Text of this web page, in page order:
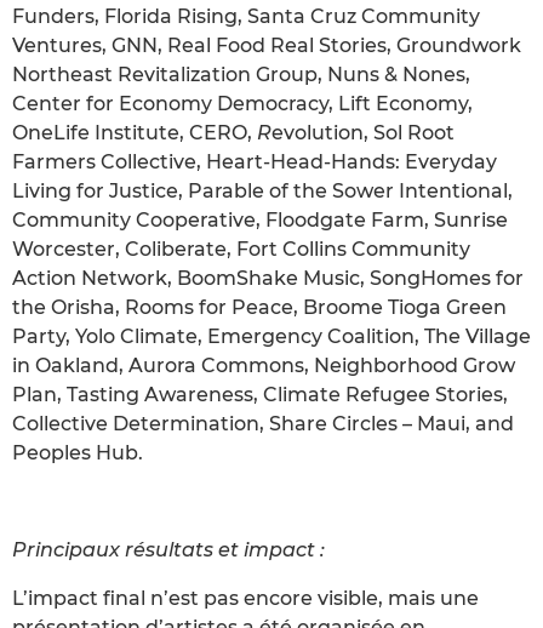
Funders, Florida Rising, Santa Cruz Community
Ventures, GNN, Real Food Real Stories, Groundwork
Northeast Revitalization Group, Nuns & Nones,
Center for Economy Democracy, Lift Economy,
OneLife Institute, CERO, Revolution, Sol Root
Farmers Collective, Heart-Head-Hands: Everyday
Living for Justice, Parable of the Sower Intentional,
Community Cooperative, Floodgate Farm, Sunrise
Worcester, Coliberate, Fort Collins Community
Action Network, BoomShake Music, SongHomes for
the Orisha, Rooms for Peace, Broome Tioga Green
Party, Yolo Climate, Emergency Coalition, The Village
in Oakland, Aurora Commons, Neighborhood Grow
Plan, Tasting Awareness, Climate Refugee Stories,
Collective Determination, Share Circles – Maui, and
Peoples Hub.
Principaux résultats et impact :
L’impact final n’est pas encore visible, mais une